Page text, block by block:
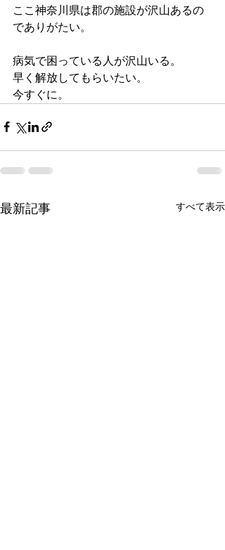
ここ神奈川県は郡の施設が沢山あるの
でありがたい。
病気で困っている人が沢山いる。
早く解放してもらいたい。
今すぐに。
最新記事 すべて表示